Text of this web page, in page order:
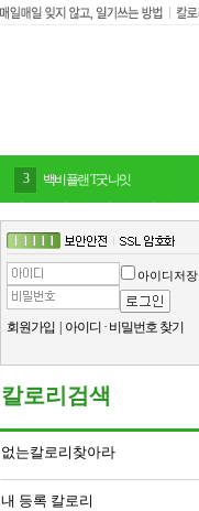
3 백비플랜 T굿나잇
아이디저장
회원가입 아이디 · 비밀번호 찾기
칼로리검색
없는칼로리찾아라
내 등록 칼로리